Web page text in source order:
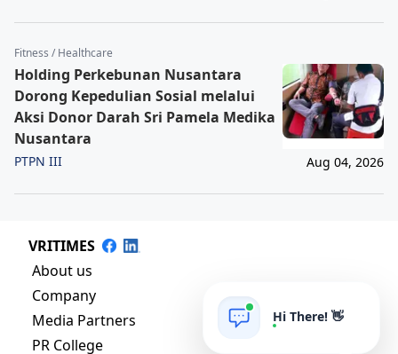
Fitness / Healthcare
Holding Perkebunan Nusantara
Dorong Kepedulian Sosial melalui
Aksi Donor Darah Sri Pamela Medika
Nusantara
PTPN III Aug 04, 2026
VRITIMES
About us
Company
Media Partners
PR College
Hi There! 👋